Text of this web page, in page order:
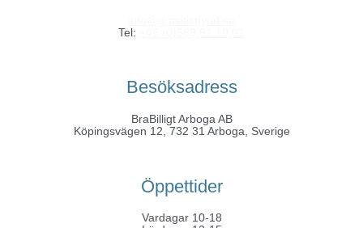
Tel:
Besöksadress
BraBilligt Arboga AB
Köpingsvägen 12, 732 31 Arboga, Sverige
Öppettider
Vardagar 10-18